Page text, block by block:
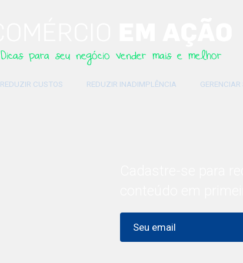
Dicas para seu negócio vender mais e melhor
REDUZIR CUSTOS REDUZIR INADIMPLÊNCIA